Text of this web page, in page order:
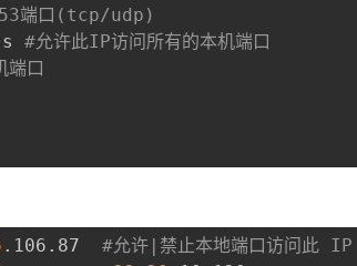
53端口(tcp/udp)
#允许此IP访问所有的本机端口
端口
.106.87 #允许|禁止本地端口访问此 IP